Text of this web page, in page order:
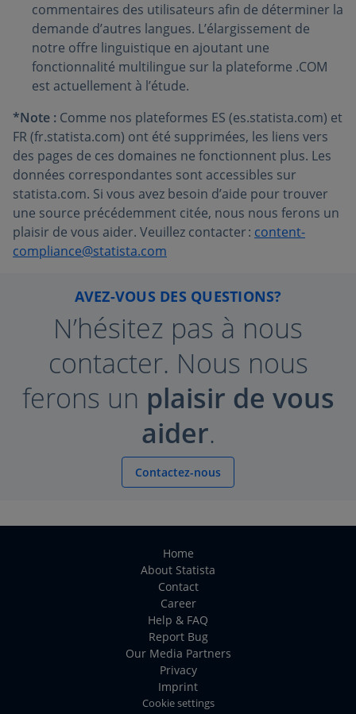
commentaires des utilisateurs afin de déterminer la
demande d’autres langues. L’élargissement de
notre offre linguistique en ajoutant une
fonctionnalité multilingue sur la plateforme .COM
est actuellement à l’étude.
*Note : Comme nos plateformes ES (es.statista.com) et
FR (fr.statista.com) ont été supprimées, les liens vers
des pages de ces domaines ne fonctionnent plus. Les
données correspondantes sont accessibles sur
statista.com. Si vous avez besoin d’aide pour trouver
une source précédemment citée, nous nous ferons un
plaisir de vous aider. Veuillez contacter : content-
compliance@statista.com
AVEZ-VOUS DES QUESTIONS?
N’hésitez pas à nous
contacter. Nous nous
ferons un plaisir de vous
aider.
Contactez-nous
Home
About Statista
Contact
Career
Help & FAQ
Report Bug
Our Media Partners
Privacy
Imprint
Cookie settings